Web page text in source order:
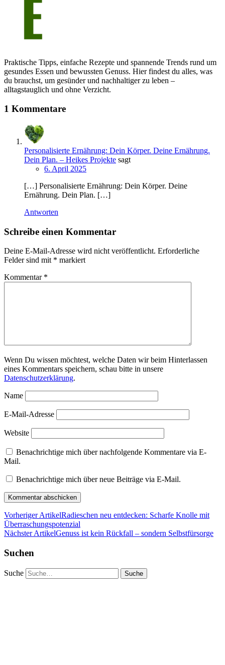
Praktische Tipps, einfache Rezepte und spannende Trends rund um
gesundes Essen und bewussten Genuss. Hier findest du alles, was
du brauchst, um gesünder und nachhaltiger zu leben –
alltagstauglich und ohne Verzicht.
1 Kommentare
Personalisierte Ernährung: Dein Körper. Deine Ernährung.
Dein Plan. – Heikes Projekte sagt
6. April 2025
[…] Personalisierte Ernährung: Dein Körper. Deine
Ernährung. Dein Plan. […]
Antworten
Schreibe einen Kommentar
Deine E-Mail-Adresse wird nicht veröffentlicht. Erforderliche
Felder sind mit * markiert
Kommentar *
Wenn Du wissen möchtest, welche Daten wir beim Hinterlassen
eines Kommentars speichern, schau bitte in unsere
Datenschutzerklärung.
Name
E-Mail-Adresse
Website
Benachrichtige mich über nachfolgende Kommentare via E-
Mail.
Benachrichtige mich über neue Beiträge via E-Mail.
Vorheriger ArtikelRadieschen neu entdecken: Scharfe Knolle mit
Überraschungspotenzial
Nächster ArtikelGenuss ist kein Rückfall – sondern Selbstfürsorge
Suchen
Suche